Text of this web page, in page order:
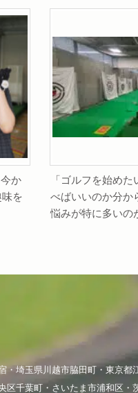
か
を
「ゴルフを始め
べばいいのか分
悩みが特に多いの
埼玉県川越市脇田町・東京都
千葉町・さいたま市浦和区・